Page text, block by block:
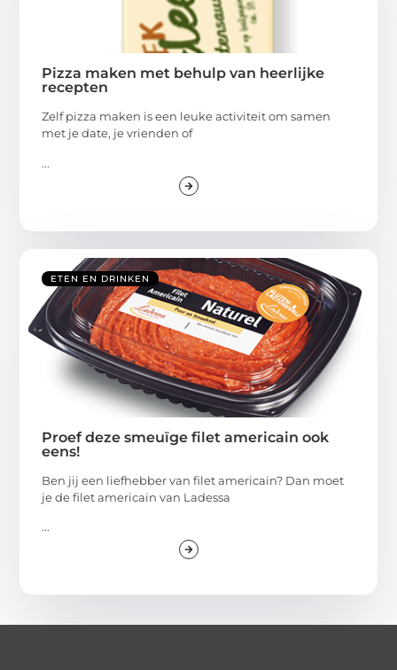
Pizza maken met behulp van heerlijke
recepten
Zelf pizza maken is een leuke activiteit om samen
met je date, je vrienden of
...
ETEN EN DRINKEN
Proef deze smeuïge filet americain ook
eens!
Ben jij een liefhebber van filet americain? Dan moet
je de filet americain van Ladessa
...